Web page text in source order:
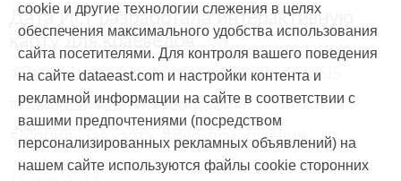
Дата Ист разработала интерактивную
карту для краеведов
#CarryMap #Интерактивная карта #ArcGIS
#Природа #Дети #География
#Мобильная карта #Веб-приложение
cookie и другие технологии слежения в целях
обеспечения максимального удобства использования
сайта посетителями. Для контроля вашего поведения
на сайте dataeast.com и настройки контента и
рекламной информации на сайте в соответствии с
вашими предпочтениями (посредством
персонализированных рекламных объявлений) на
нашем сайте используются файлы cookie сторонних